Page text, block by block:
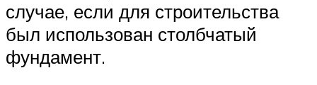
случае, если для строительства
был использован столбчатый
фундамент.